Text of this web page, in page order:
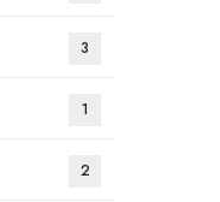
3
1
2